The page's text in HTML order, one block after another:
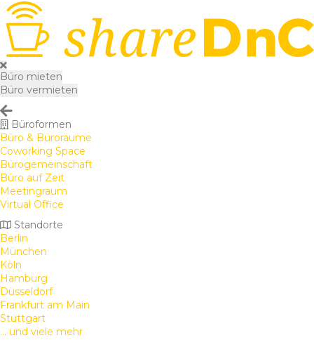
Büro mieten
Büro vermieten
Büroformen
Büro & Büroräume
Coworking Space
Bürogemeinschaft
Büro auf Zeit
Meetingraum
Virtual Office
Standorte
Berlin
München
Köln
Hamburg
Düsseldorf
Frankfurt am Main
Stuttgart
... und viele mehr